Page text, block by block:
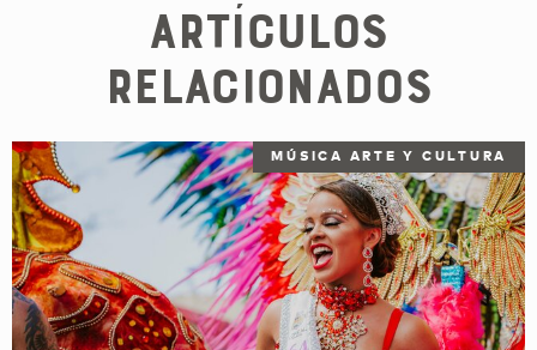
Artículos
relacionados
MÚSICA ARTE Y CULTURA